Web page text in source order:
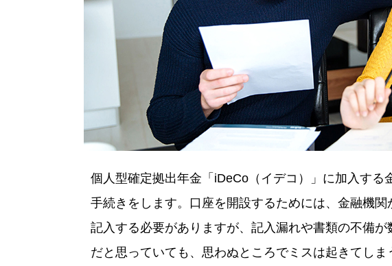
個人型確定拠出年金「iDeCo（イデコ）」に加入する
手続きをします。口座を開設するためには、金融機
記入する必要がありますが、記入漏れや書類の不備
だと思っていても、思わぬところでミスは起きてし